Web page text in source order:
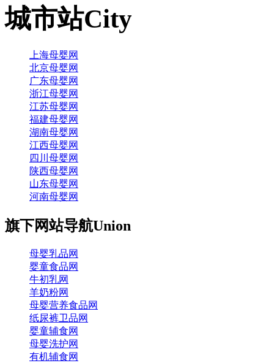
城市站City
上海母婴网
北京母婴网
广东母婴网
浙江母婴网
江苏母婴网
福建母婴网
湖南母婴网
江西母婴网
四川母婴网
陕西母婴网
山东母婴网
河南母婴网
旗下网站导航Union
母婴乳品网
婴童食品网
牛初乳网
羊奶粉网
母婴营养食品网
纸尿裤卫品网
婴童辅食网
母婴洗护网
有机辅食网